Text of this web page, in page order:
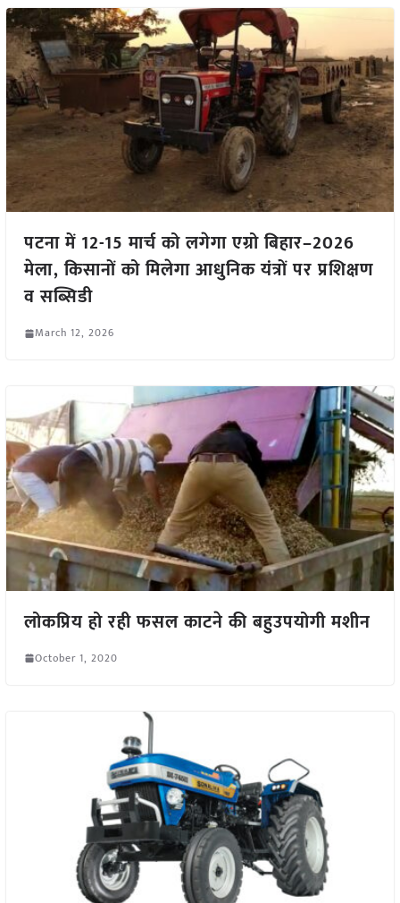
पटना में 12-15 मार्च को लगेगा एग्रो बिहार–2026
मेला, किसानों को मिलेगा आधुनिक यंत्रों पर प्रशिक्षण
व सब्सिडी
March 12, 2026
लोकप्रिय हो रही फसल काटने की बहुउपयोगी मशीन
October 1, 2020